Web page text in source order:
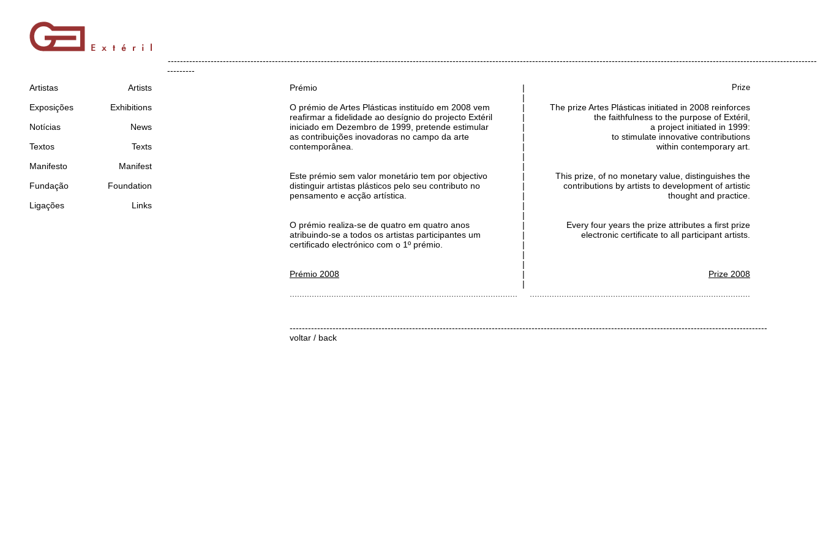
--------------------------------------------------------------------------------------------------------------------------------------------------------------------------------------------------------------------
---------
Artistas
Artists
Exposições
Exhibitions
Notícias
News
Textos
Texts
Manifesto
Manifest
Fundação
Foundation
Ligações
Links
Prémio
|
|
Prize
O prémio de Artes Plásticas instituído em 2008 vem
reafirmar a fidelidade ao desígnio do projecto Extéril
iniciado em Dezembro de 1999, pretende estimular
as contribuições inovadoras no campo da arte
contemporânea.
Este prémio sem valor monetário tem por objectivo
distinguir artistas plásticos pelo seu contributo no
pensamento e acção artística.
O prémio realiza-se de quatro em quatro anos
atribuindo-se a todos os artistas participantes um
certificado electrónico com o 1º prémio.
Prémio 2008
|
|
|
|
|
|
|
|
|
|
|
|
|
|
|
|
|
|
|
The prize Artes Plásticas initiated in 2008 reinforces
the faithfulness to the purpose of Extéril,
a project initiated in 1999:
to stimulate innovative contributions
within contemporary art.
This prize, of no monetary value, distinguishes the
contributions by artists to development of artistic
thought and practice.
Every four years the prize attributes a first prize
electronic certificate to all participant artists.
Prize 2008
------------------------------------------------------------------------------------------------------------------------------------------------------------
voltar / back